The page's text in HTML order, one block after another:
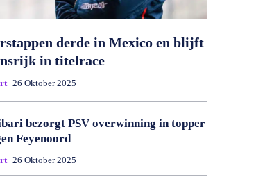
derde in Mexico en blijft
in titelrace
26 Oktober 2025
bezorgt PSV overwinning in topper
Feyenoord
26 Oktober 2025